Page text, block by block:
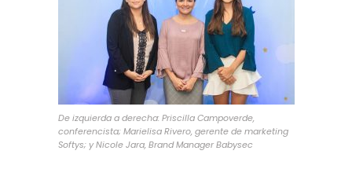
De izquierda a derecha: Priscilla Campoverde,
conferencista; Marielisa Rivero, gerente de marketing
Softys; y Nicole Jara, Brand Manager Babysec